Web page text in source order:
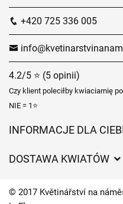
+420 725 336 005
4.2/5 ⭐ (5 opinii)
Czy klient poleciłby kwiaciarnię
NIE = 1⭐
INFORMACJE DLA
Czasy dostawy kwiatów –
DOSTAWA KWIATÓW
Gdzie dostarczamy kwiaty
© 2017 Květinářství na